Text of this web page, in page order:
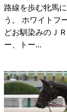
路線を歩む牝馬
う。 ホワイトフ
どお馴染みのＪ
ー、トー...